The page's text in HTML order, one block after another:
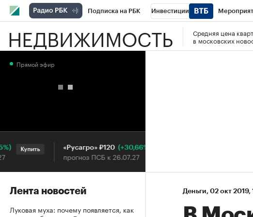
Подписка на РБК Инвестиции
РБК Вино Спорт Школа управления РБК РБК
НЕДВИЖИМОСТЬ
Средняя цена
в московских
Деньги⁠, 02 окт 2019,
Прямой эфир
Купить «Русагро» ₽120 (+30,66%)
прогноз ПСБ к 26.07.27
Лента новостей
Луковая муха: почему появляется, как